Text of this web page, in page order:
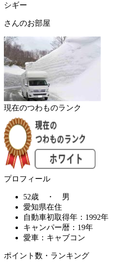
シギー
さんのお部屋
現在のつわものランク
プロフィール
52歳 ・ 男
愛知県在住
自動車初取得年：1992年
キャンパー暦：19年
愛車：キャブコン
ポイント数・ランキング